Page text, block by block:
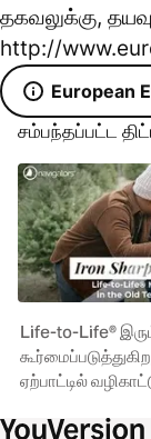
தகவலுக்கு,
http://
European
சம்பந்தப்பட்ட
Life-to-Life®
ஏற்பாட்டில்